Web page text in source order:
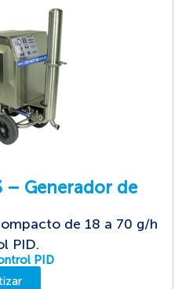
– Generador de
de 18 a 70 g/h
PID.
PID